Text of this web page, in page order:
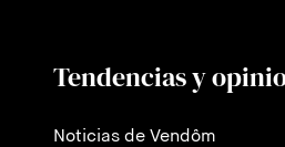
Tendencias y
Noticias de Vendôm